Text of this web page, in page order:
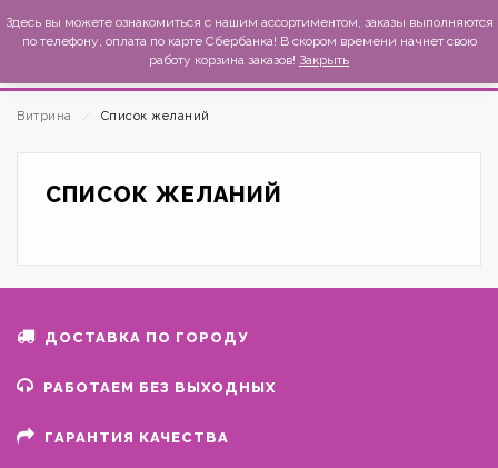
MexиKo
Витрина Список желаний
СПИСОК ЖЕЛАНИЙ
ДОСТАВКА ПО ГОРОДУ
РАБОТАЕМ БЕЗ ВЫХОДНЫХ
ГАРАНТИЯ КАЧЕСТВА
Здесь вы можете ознакомиться с нашим ассортиментом, заказы выполняются
по телефону, оплата по карте Сбербанка! В скором времени начнет свою
работу корзина заказов! Закрыть